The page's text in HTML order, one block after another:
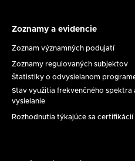
a
evidencie
Zoznamy a evidencie
Zoznam významných podujatí
Zoznamy regulovaných subjektov
Štatistiky o odvysielanom
Stav využitia frekvenčného spektra
vysielanie
Rozhodnutia týkajúce sa